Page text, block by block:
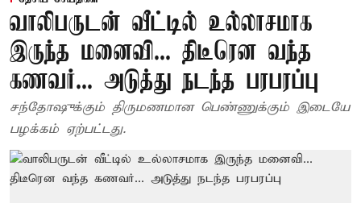
வாலிபருடன் வீட்டில் உல்லாசமாக
இருந்த மனைவி... திடீரென வந்த
கணவர்... அடுத்து நடந்த பரபரப்பு
சந்தோஷுக்கும் திருமணமான பெண்ணுக்கும் இடையே
பழக்கம் ஏற்பட்டது.